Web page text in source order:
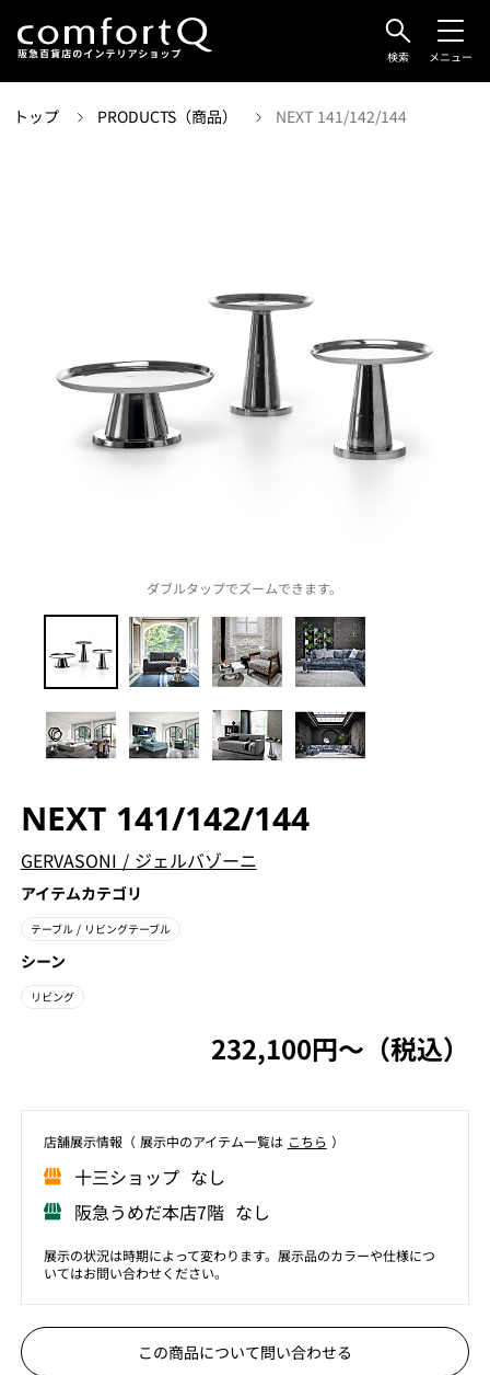
検索 メニュー
トップ PRODUCTS（商品） NEXT 141/142/144
ダブルタップでズームできます。
NEXT 141/142/144
GERVASONI / ジェルバゾーニ
アイテムカテゴリ
テーブル / リビングテーブル
シーン
リビング
232,100円〜（税込）
店舗展⽰情報（ 展⽰中のアイテム⼀覧は こちら ）
⼗三ショップ なし
阪急うめだ本店7階 なし
展示の状況は時期によって変わります。展示品のカラーや仕様につ
いてはお問い合わせください。
この商品について問い合わせる